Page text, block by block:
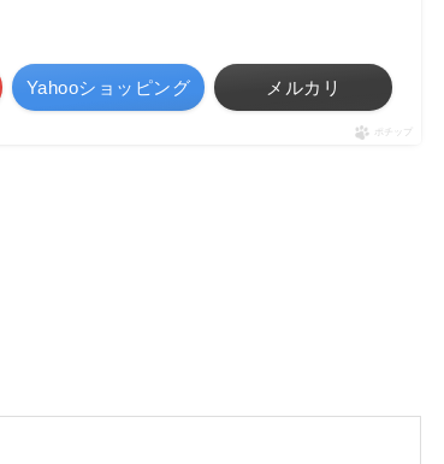
Yahooショッピング メルカリ
ポチップ